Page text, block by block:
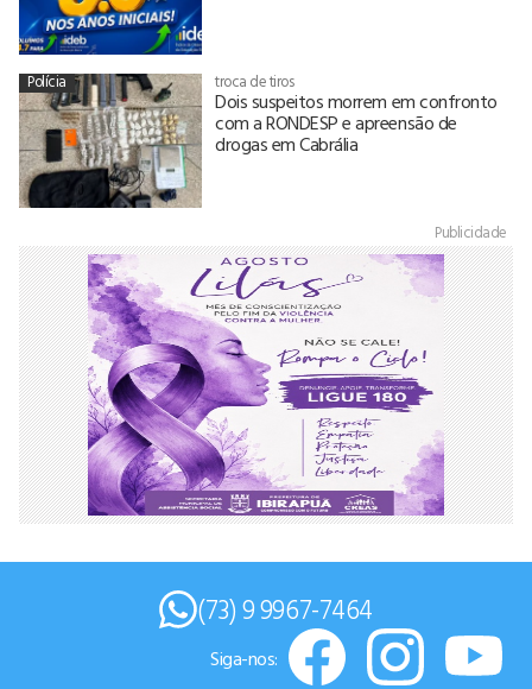
Polícia troca de tiros
Dois suspeitos morrem em confronto
com a RONDESP e apreensão de
drogas em Cabrália
Publicidade
(73) 9 9967-7464
Siga-nos: